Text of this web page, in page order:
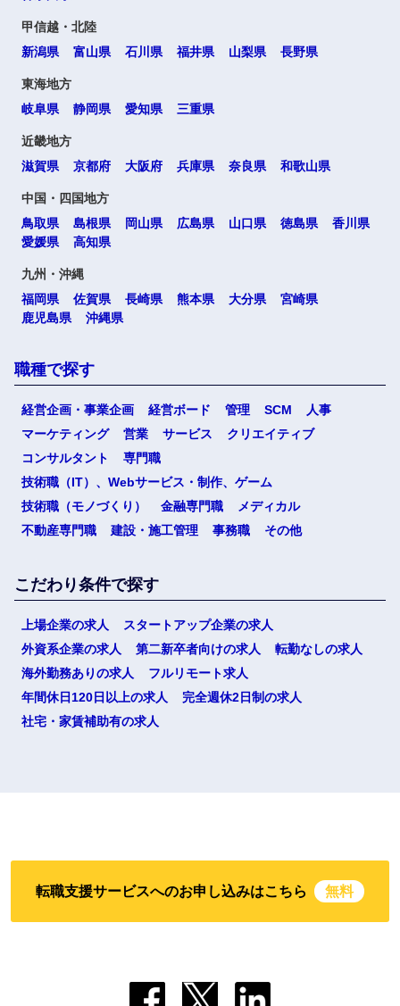
甲信越・北陸
新潟県
富山県 石川県 福井県 山梨県 長野県
東海地方
岐阜県
静岡県 愛知県 三重県
近畿地方
滋賀県
京都府 大阪府 兵庫県 奈良県 和歌山県
中国・四国地方
鳥取県
島根県 岡山県 広島県 山口県 徳島県
香川県
愛媛県
高知県
九州・沖縄
福岡県
佐賀県 長崎県 熊本県 大分県
宮崎県
鹿児島県
沖縄県
職種で探す
経営企画・事業企画 経営ボード 管理 SCM
人事
マーケティング
営業 サービス
クリエイティブ
コンサルタント
専門職
技術職（IT）、Webサービス・制作、ゲーム
技術職（モノづくり）
金融専門職
メディカル
不動産専門職
建設・施工管理 事務職 その他
こだわり条件で探す
上場企業の求人
スタートアップ企業の求人
外資系企業の求人
第二新卒者向けの求人
転勤なしの求人
海外勤務ありの求人
フルリモート求人
年間休日120日以上の求人
完全週休2日制の求人
社宅・家賃補助有の求人
転職支援サービスへのお申し込みはこちら 無料